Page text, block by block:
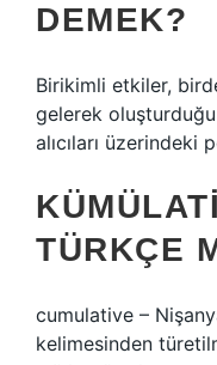
DEMEK?
Birikimli etkiler,
gelerek
alıcıları üzerindeki
TÜRKÇE
cumulative –
kelimesinden